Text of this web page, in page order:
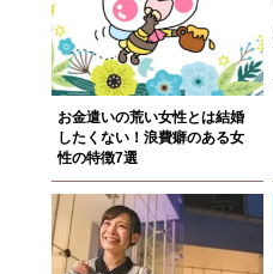
お金遣いの荒い女性とは結婚
したくない！浪費癖のある女
性の特徴7選